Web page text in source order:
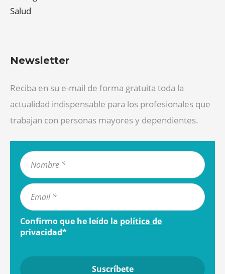
Salud
Newsletter
Reciba en su e-mail de forma gratuita toda la
actualidad indispensable para los profesionales que
trabajan con personas mayores y dependientes.
Confirmo que he leído la política de
privacidad*